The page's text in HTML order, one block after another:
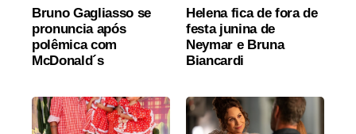
Bruno Gagliasso se
pronuncia após
polêmica com
McDonald´s
Helena fica de fora de
festa junina de
Neymar e Bruna
Biancardi